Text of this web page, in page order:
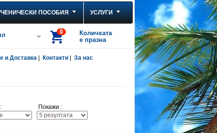
ПОСОБИЯ УСЛУГИ
0
Количката
е празна
и Доставка Контакти За нас
Покажи :